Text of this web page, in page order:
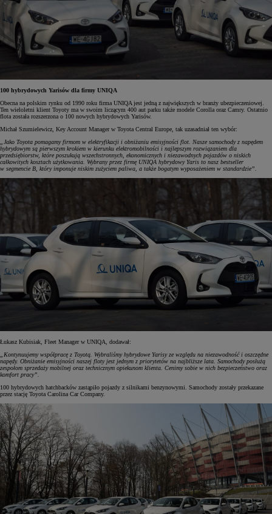
100 hybrydowych Yarisów dla firmy UNIQA
Obecna na polskim rynku od 1990 roku firma UNIQA jest jedną z największych w branży ubezpieczeniowej.
Ten wieloletni klient Toyoty ma w swoim liczącym 400 aut parku także modele Corolla oraz Camry. Ostatnio
flota została rozszerzona o 100 nowych hybrydowych Yarisów.
Michał Szumielewicz, Key Account Manager w Toyota Central Europe, tak uzasadniał ten wybór:
„Jako Toyota pomagamy firmom w elektryfikacji i obniżaniu emisyjności flot. Nasze samochody z napędem
hybrydowym są pierwszym krokiem w kierunku elektromobilności i najlepszym rozwiązaniem dla
przedsiębiorstw, które poszukują wszechstronnych, ekonomicznych i niezawodnych pojazdów o niskich
całkowitych kosztach użytkowania. Wybrany przez firmę UNIQA hybrydowy Yaris to nasz bestseller
w segmencie B, który imponuje niskim zużyciem paliwa, a także bogatym wyposażeniem w standardzie”.
Łukasz Kubisiak, Fleet Manager w UNIQA, dodawał:
„Kontynuujemy współpracę z Toyotą. Wybraliśmy hybrydowe Yarisy ze względu na niezawodność i oszczędne
napędy. Obniżanie emisyjności naszej floty jest jednym z priorytetów na najbliższe lata. Samochody posłużą
zespołom sprzedaży mobilnej oraz technicznym opiekunom klienta. Cenimy sobie w nich bezpieczeństwo oraz
komfort pracy”.
100 hybrydowych hatchbacków zastąpiło pojazdy z silnikami benzynowymi. Samochody zostały przekazane
przez stację Toyota Carolina Car Company.